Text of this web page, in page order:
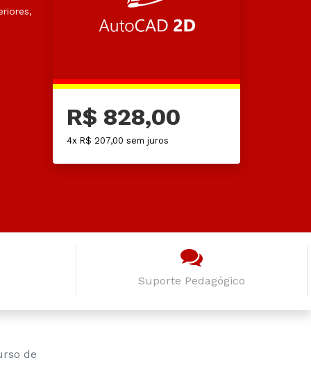
R$ 828,00
4x R$ 207,00 sem juros
Suporte Pedagógico
de